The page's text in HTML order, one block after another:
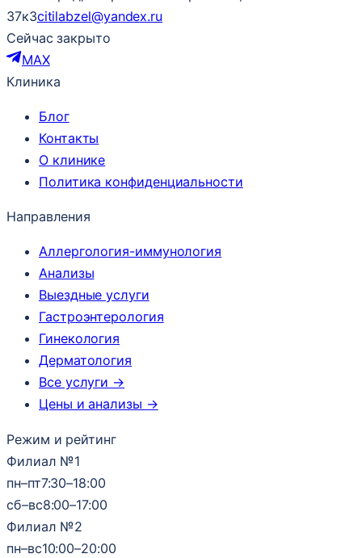
37к3citilabzel@yandex.ru
Сейчас закрыто
MAX
Клиника
Блог
Контакты
О клинике
Политика конфиденциальности
Направления
Аллергология-иммунология
Анализы
Выездные услуги
Гастроэнтерология
Гинекология
Дерматология
Все услуги →
Цены и анализы →
Режим и рейтинг
Филиал №1
пн–пт7:30–18:00
сб–вс8:00–17:00
Филиал №2
пн–вс10:00–20:00